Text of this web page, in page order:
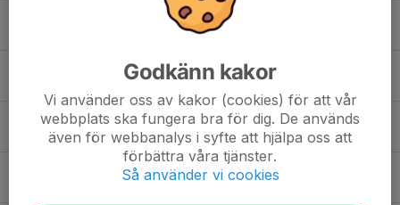
Sommar Fys
Mån 17/8
19:00-20:30
Sommar Fys
HC3
Sommar Fys
Godkänn kakor
Vi använder oss av kakor (cookies) för att vår
webbplats ska fungera bra för dig. De används
även för webbanalys i syfte att hjälpa oss att
förbättra våra tjänster.
Så använder vi cookies